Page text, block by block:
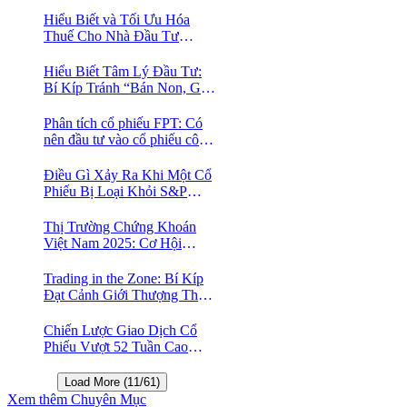
Hiểu Biết và Tối Ưu Hóa
Thuế Cho Nhà Đầu Tư
Hiểu Biết Tâm Lý Đầu Tư:
Bí Kíp Tránh “Bán Non, Giữ
Thị Trường Chứng Khoán
Phân tích cổ phiếu FPT: Có
nên đầu tư vào cổ phiếu công
Điều Gì Xảy Ra Khi Một Cổ
Phiếu Bị Loại Khỏi S&P
Thị Trường Chứng Khoán
Việt Nam 2025: Cơ Hội
Index 🤑
Trading in the Zone: Bí Kíp
Đạt Cảnh Giới Thượng Thừa
Chiến Lược Giao Dịch Cổ
Phiếu Vượt 52 Tuần Cao
Screener
Load More (11/61)
Xem thêm Chuyên Mục